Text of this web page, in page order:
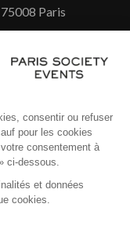
Paris